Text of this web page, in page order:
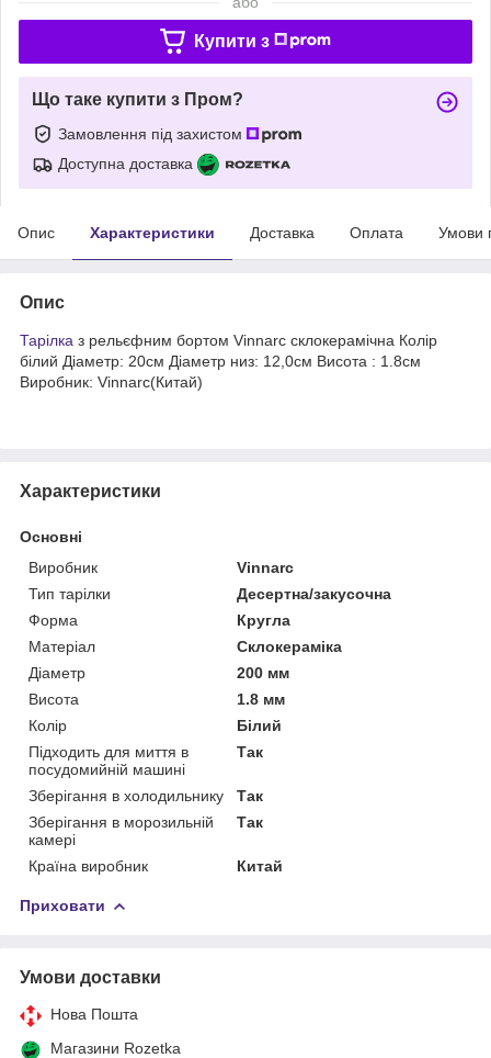
Купити з
Що таке купити з Пром?
Замовлення під захистом
Доступна доставка
Опис Характеристики Доставка Оплата Умови
Опис
Тарілка з рельєфним бортом Vinnarc склокерамічна Колір
білий Діаметр: 20см Діаметр низ: 12,0см Висота : 1.8см
Виробник: Vinnarc(Китай)
Характеристики
Основні
Виробник
Vinnarc
Тип тарілки
Десертна/закусочна
Форма
Кругла
Матеріал
Склокераміка
Діаметр
200 мм
Висота
1.8 мм
Колір
Білий
Підходить для миття в
посудомийній машині
Так
Зберігання в холодильнику
Так
Зберігання в морозильній
камері
Так
Країна виробник Китай
Приховати
Умови доставки
Нова Пошта
Магазини Rozetka